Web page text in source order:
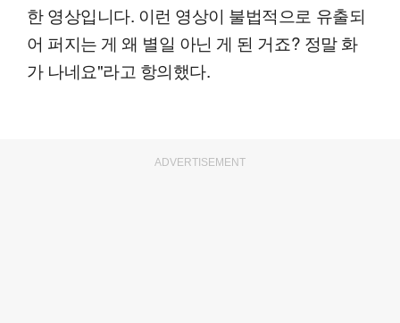
한 영상입니다. 이런 영상이 불법적으로 유출되
어 퍼지는 게 왜 별일 아닌 게 된 거죠? 정말 화
가 나네요"라고 항의했다.
ADVERTISEMENT